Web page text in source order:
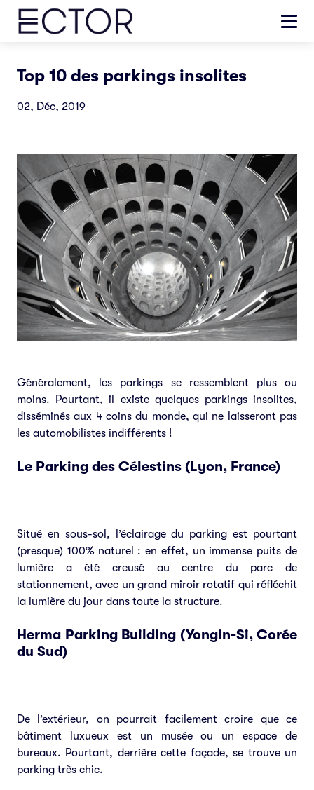
Top 10 des parkings insolites
02, Déc, 2019
Généralement, les parkings se ressemblent plus ou
moins. Pourtant, il existe quelques parkings insolites,
disséminés aux 4 coins du monde, qui ne laisseront pas
les automobilistes indifférents !
Le Parking des Célestins (Lyon, France)
Situé en sous-sol, l’éclairage du parking est pourtant
(presque) 100% naturel : en effet, un immense puits de
lumière a été creusé au centre du parc de
stationnement, avec un grand miroir rotatif qui réfléchit
la lumière du jour dans toute la structure.
Herma Parking Building (Yongin-Si, Corée
du Sud)
De l’extérieur, on pourrait facilement croire que ce
bâtiment luxueux est un musée ou un espace de
bureaux. Pourtant, derrière cette façade, se trouve un
parking très chic.